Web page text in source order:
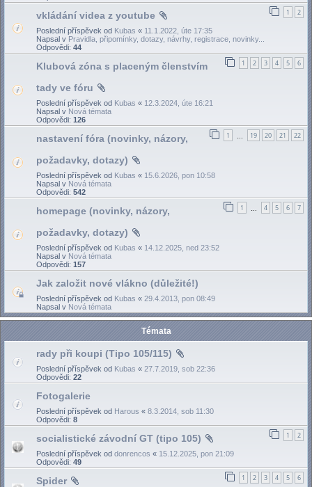
1 2
vkládání videa z youtube
Poslední příspěvek od Kubas « 11.1.2022, úte 17:35
Napsal v Pravidla, připomínky, dotazy, návrhy, registrace, novinky...
Odpovědi: 44
1 2 3 4 5 6
Klubová zóna s placeným členstvím
tady ve fóru
Poslední příspěvek od Kubas « 12.3.2024, úte 16:21
Napsal v Nová témata
Odpovědi: 126
1 19 20 21 22
nastavení fóra (novinky, názory,
požadavky, dotazy)
Poslední příspěvek od Kubas « 15.6.2026, pon 10:58
Napsal v Nová témata
Odpovědi: 542
1 4 5 6 7
homepage (novinky, názory,
požadavky, dotazy)
Poslední příspěvek od Kubas « 14.12.2025, ned 23:52
Napsal v Nová témata
Odpovědi: 157
Jak založit nové vlákno (důležité!)
Poslední příspěvek od Kubas « 29.4.2013, pon 08:49
Napsal v Nová témata
Témata
rady při koupi (Tipo 105/115)
Poslední příspěvek od Kubas « 27.7.2019, sob 22:36
Odpovědi: 22
Fotogalerie
Poslední příspěvek od Harous « 8.3.2014, sob 11:30
Odpovědi: 8
1 2
socialistické závodní GT (tipo 105)
Poslední příspěvek od donrencos « 15.12.2025, pon 21:09
Odpovědi: 49
1 2 3 4 5 6
Spider